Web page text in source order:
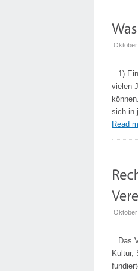
1)
vielen
sich in
Read
Das
Kultur,